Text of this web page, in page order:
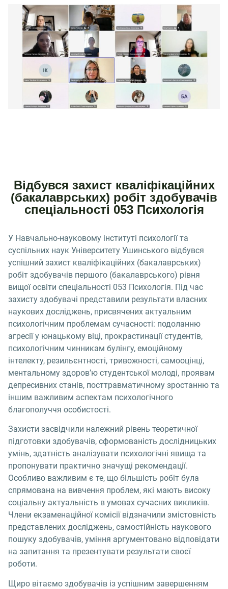
Відбувся захист кваліфікаційних
(бакалаврських) робіт здобувачів
спеціальності 053 Психологія
У Навчально-науковому інституті психології та
суспільних наук Університету Ушинського відбувся
успішний захист кваліфікаційних (бакалаврських)
робіт здобувачів першого (бакалаврського) рівня
вищої освіти спеціальності 053 Психологія. Під час
захисту здобувачі представили результати власних
наукових досліджень, присвячених актуальним
психологічним проблемам сучасності: подоланню
агресії у юнацькому віці, прокрастинації студентів,
психологічним чинникам булінгу, емоційному
інтелекту, резильєнтності, тривожності, самооцінці,
ментальному здоров’ю студентської молоді, проявам
депресивних станів, посттравматичному зростанню та
іншим важливим аспектам психологічного
благополуччя особистості.
Захисти засвідчили належний рівень теоретичної
підготовки здобувачів, сформованість дослідницьких
умінь, здатність аналізувати психологічні явища та
пропонувати практично значущі рекомендації.
Особливо важливим є те, що більшість робіт була
спрямована на вивчення проблем, які мають високу
соціальну актуальність в умовах сучасних викликів.
Члени екзаменаційної комісії відзначили змістовність
представлених досліджень, самостійність наукового
пошуку здобувачів, уміння аргументовано відповідати
на запитання та презентувати результати своєї
роботи.
Щиро вітаємо здобувачів із успішним завершенням